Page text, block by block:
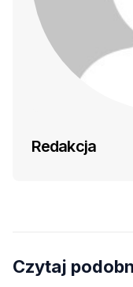
Redakcja
Czytaj